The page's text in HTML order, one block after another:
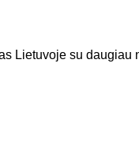
Lietuvoje su